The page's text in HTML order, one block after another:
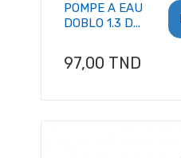
POMPE A EAU
DOBLO 1.3 D...
Prix
97,00 TND